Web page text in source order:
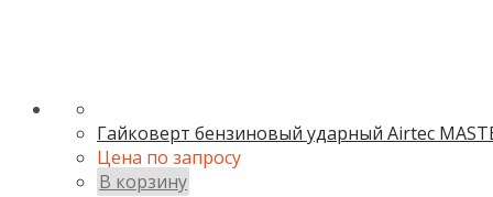
Гайковерт бензиновый ударный Airtec
Цена по запросу
В корзину